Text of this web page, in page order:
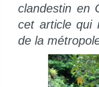
clandestin en
cet article qui
de la